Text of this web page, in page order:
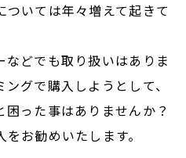
いては年々増えて起きて
どでも取り扱いはありま
グで購入しようとして、
困った事はありませんか？
お勧めいたします。